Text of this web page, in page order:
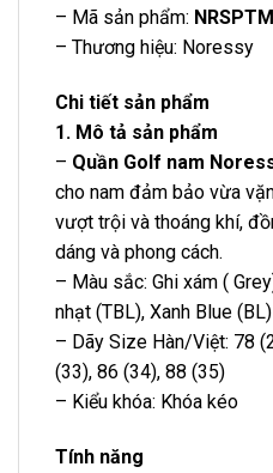
– Mã sản phẩm:
– Thương hiệu: Noressy
Chi tiết sản phẩm
1. Mô tả sản phẩm
– Quần Golf nam
cho nam đảm bảo vừa
vượt trội và thoáng khí,
dáng và phong cách.
– Màu sắc: Ghi xám (
nhạt (TBL), Xanh Blue (BL)
– Dãy Size Hàn/Việt: 78
(33), 86 (34), 88 (35)
– Kiểu khóa: Khóa kéo
Tính năng